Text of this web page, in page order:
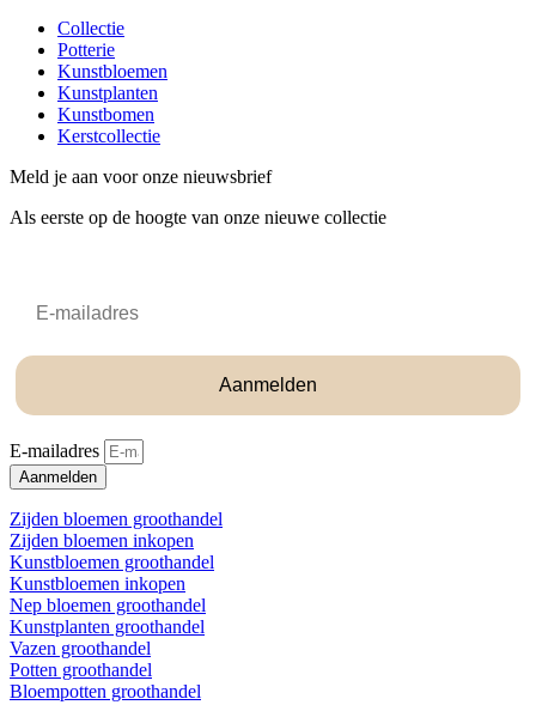
Collectie
Potterie
Kunstbloemen
Kunstplanten
Kunstbomen
Kerstcollectie
Meld je aan voor onze nieuwsbrief
Als eerste op de hoogte van onze nieuwe collectie
Aanmelden
E-mailadres
Aanmelden
Zijden bloemen groothandel
Zijden bloemen inkopen
Kunstbloemen groothandel
Kunstbloemen inkopen
Nep bloemen groothandel
Kunstplanten groothandel
Vazen groothandel
Potten groothandel
Bloempotten groothandel